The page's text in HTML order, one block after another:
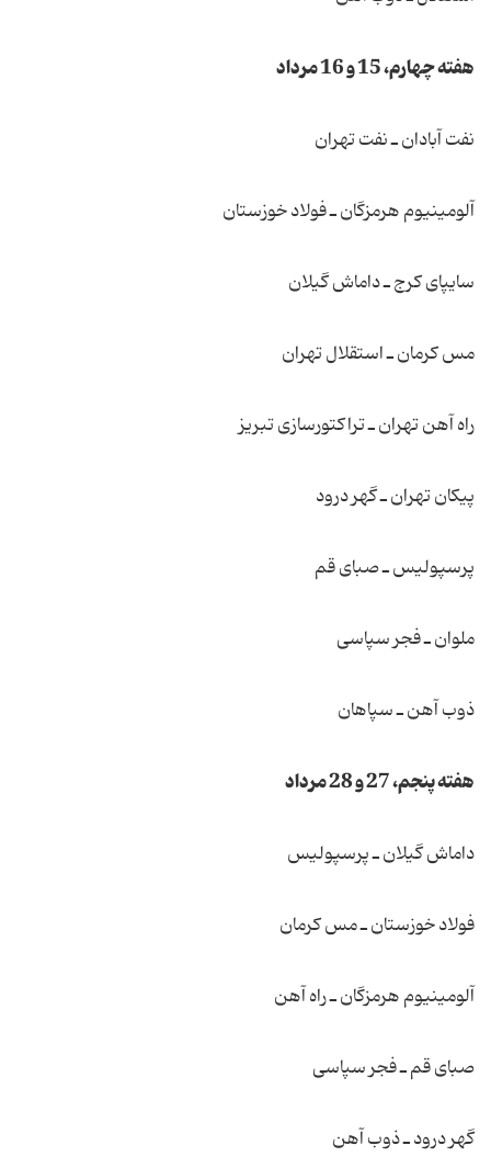
هفته چهارم، 15 و 16 مرداد
نفت آبادان ـ نفت تهران
آلومینیوم هرمزگان ـ فولاد خوزستان
سایپای كرج ـ داماش گیلان
مس كرمان ـ استقلال تهران
راه آهن تهران ـ تراكتورسازی تبریز
پیكان تهران ـ گهر درود
پرسپولیس ـ صبای قم
ملوان ـ فجر سپاسی
ذوب آهن ـ سپاهان
هفته پنجم، 27 و 28 مرداد
داماش گیلان ـ پرسپولیس
فولاد خوزستان ـ مس كرمان
آلومینیوم هرمزگان ـ راه آهن
صبای قم ـ فجر سپاسی
گهر درود ـ ذوب آهن